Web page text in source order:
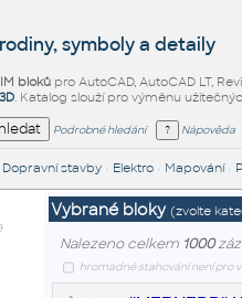
symboly a detaily
blokůpro AutoCAD, AutoCAD LT,
. Katalog slouží pro výměnu
Podrobné hledání Nápověda
Dopravní stavby• Elektro• Mapování•
Vybrané bloky (zvolte
Nalezeno celkem 1000
hromadné stahování není pro